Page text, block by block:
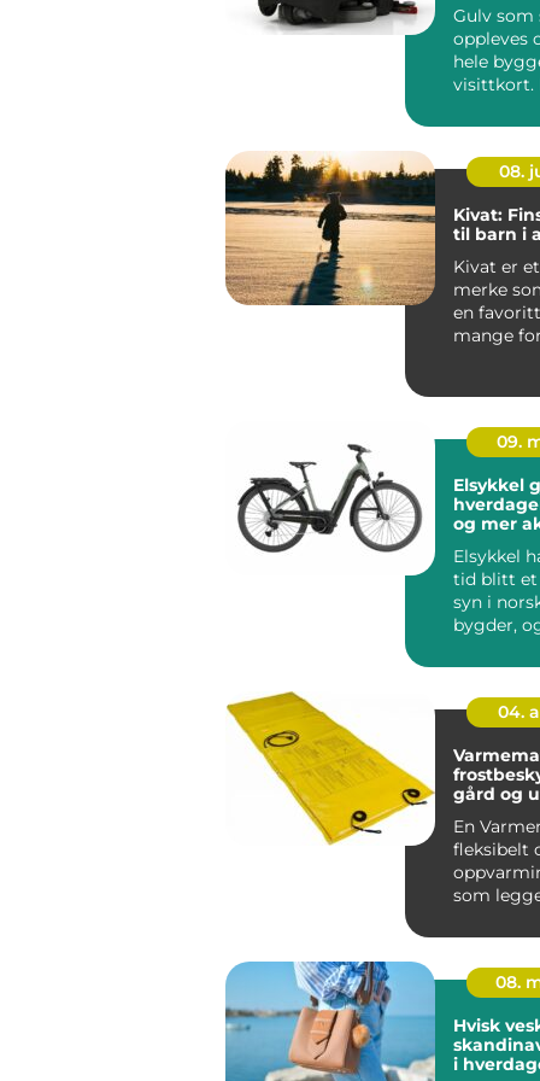
Gulv som
oppleves
hele
visittkort.
gjennom
08.
Kivat:
til barn i
Kivat er
merke
en
mange
09.
Elsykkel
og mer
Elsykkel
tid blitt
syn i
bygder,
04.
Varmematte
gård og
En
fleksibelt
som
08.
Hvisk
i